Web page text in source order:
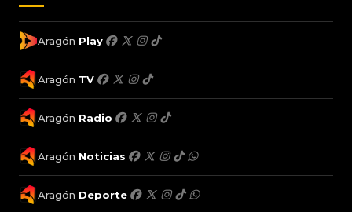
Aragón Play
Aragón TV
Aragón Radio
Aragón Noticias
Aragón Deporte